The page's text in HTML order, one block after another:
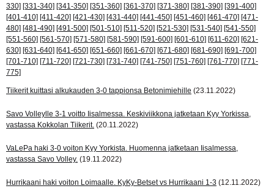
330] [331-340] [341-350] [351-360] [361-370] [371-380] [381-390] [391-400]
[401-410] [411-420] [421-430] [431-440] [441-450] [451-460] [461-470] [471-
480] [481-490] [491-500] [501-510] [511-520] [521-530] [531-540] [541-550]
[551-560] [561-570] [571-580] [581-590] [591-600] [601-610] [611-620] [621-
630] [631-640] [641-650] [651-660] [661-670] [671-680] [681-690] [691-700]
[701-710] [711-720] [721-730] [731-740] [741-750] [751-760] [761-770] [771-
775]
Tiikerit kuittasi alkukauden 3-0 tappionsa Betonimiehille (23.11.2022)
Savo Volleylle 3-1 voitto Iisalmessa. Keskiviikkona jatketaan Kyy Yorkissa,
vastassa Kokkolan Tiikerit. (20.11.2022)
VaLePa haki 3-0 voiton Kyy Yorkista. Huomenna jatketaan Iisalmessa,
vastassa Savo Volley. (19.11.2022)
Hurrikaani haki voiton Loimaalle. KyKy-Betset vs Hurrikaani 1-3 (12.11.2022)